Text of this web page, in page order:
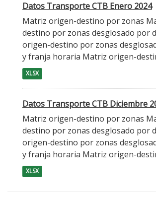
Datos Transporte CTB Enero 2024
Matriz origen-destino por zonas
destino por zonas desglosado por
origen-destino por zonas
y franja horaria Matriz origen-
XLSX
Datos Transporte CTB Diciembre
Matriz origen-destino por zonas
destino por zonas desglosado por
origen-destino por zonas
y franja horaria Matriz origen-
XLSX